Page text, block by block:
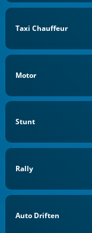
Taxi Chauffeur
Motor
Stunt
Rally
Auto Driften